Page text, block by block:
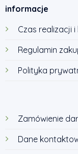
informacje
Czas realizacji
Regulamin
Polityka
Zamówienie
Dane